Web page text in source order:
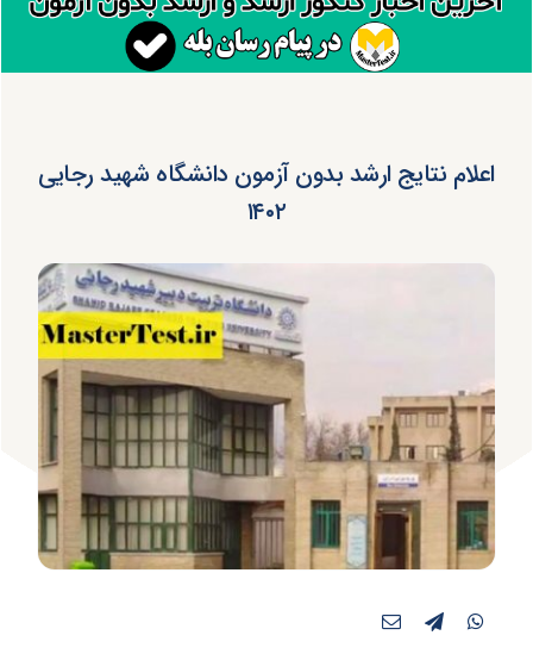
اعلام نتایج ارشد بدون آزمون دانشگاه شهید رجایی
۱۴۰۲